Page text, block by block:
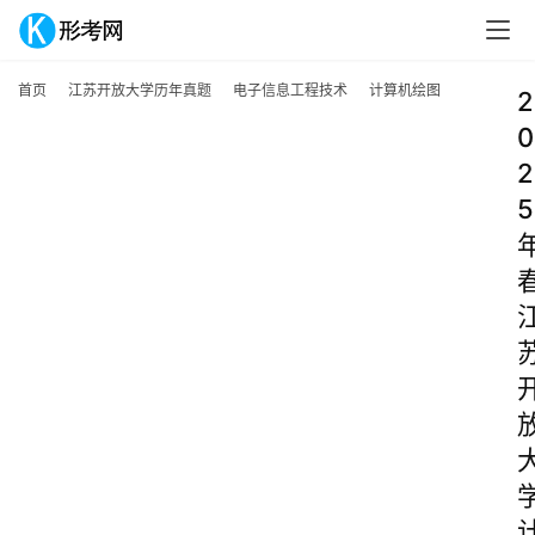
首页 江苏开放大学历年真题 电子信息工程技术 计算机绘图
2
0
2
5